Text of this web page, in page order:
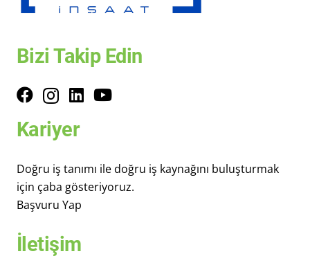
Bizi Takip Edin
Kariyer
Doğru iş tanımı ile doğru iş kaynağını buluşturmak
için çaba gösteriyoruz.
Başvuru Yap
İletişim